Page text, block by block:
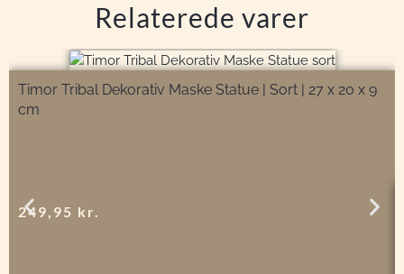
Relaterede varer
Timor Tribal Dekorativ Maske Statue | Sort | 27 x 20 x 9
cm
249,95 kr.